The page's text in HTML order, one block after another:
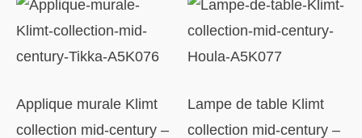
Applique murale Klimt
collection mid-century –
Lampe de table Klimt
collection mid-century –